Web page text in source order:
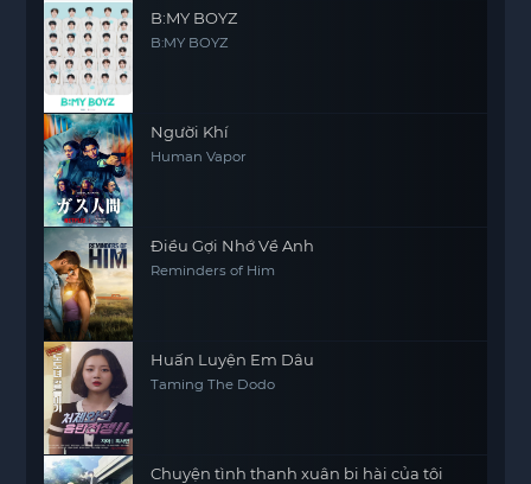
B:MY BOYZ
B:MY BOYZ
Người Khí
Human Vapor
Điều Gợi Nhớ Về Anh
Reminders of Him
Huấn Luyện Em Dâu
Taming The Dodo
Chuyện tình thanh xuân bi hài của tôi